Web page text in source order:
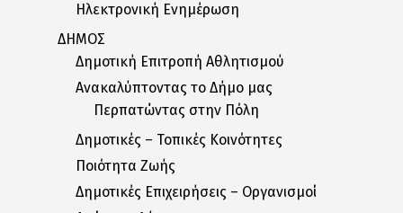
Ηλεκτρονική Ενημέρωση
ΔΗΜΟΣ
Δημοτική Επιτροπή Αθλητισμού
Ανακαλύπτοντας το Δήμο μας
Περπατώντας στην Πόλη
Δημοτικές – Τοπικές Κοινότητες
Ποιότητα Ζωής
Δημοτικές Επιχειρήσεις – Οργανισμοί